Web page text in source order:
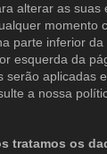
alterar as suas
momento
parte inferior da
esquerda da
aplicadas
a nossa
tratamos os